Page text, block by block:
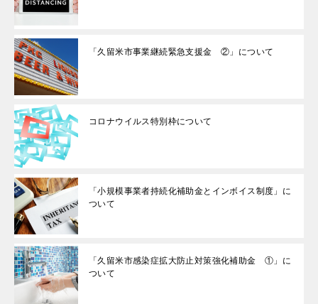
「久留米市事業継続緊急支援金 ②」について
コロナウイルス特別枠について
「小規模事業者持続化補助金とインボイス制度」に
ついて
「久留米市感染症拡大防止対策強化補助金 ①」に
ついて